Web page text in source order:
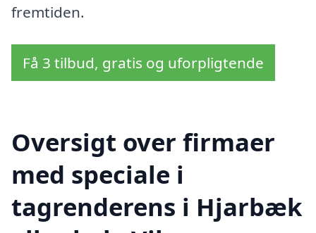
fremtiden.
Få 3 tilbud, gratis og uforpligtende
Oversigt over firmaer
med speciale i
tagrenderens i Hjarbæk